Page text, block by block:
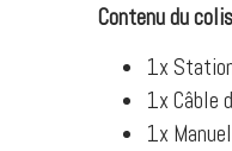
Contenu du
1x
1x Câble
1x